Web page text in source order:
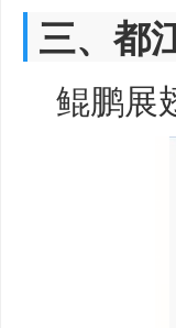
三、都
鲲鹏展